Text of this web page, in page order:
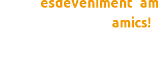
amics!